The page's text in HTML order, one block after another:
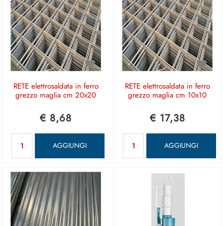
RETE elettrosaldata in ferro
grezzo maglia cm 20x20
€ 8,68
AGGIUNGI
RETE elettrosaldata in ferro
grezzo maglia cm 10x10
€ 17,38
AGGIUNGI